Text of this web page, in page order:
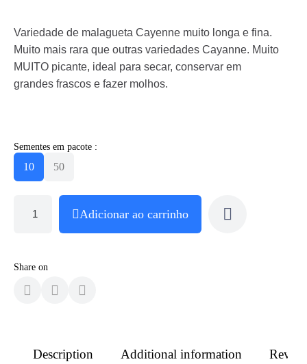
Variedade de malagueta Cayenne muito longa e fina.
Muito mais rara que outras variedades Cayanne. Muito
MUITO picante, ideal para secar, conservar em
grandes frascos e fazer molhos.
Sementes em pacote :
10 50
Adicionar ao carrinho
Share on
Description Additional information